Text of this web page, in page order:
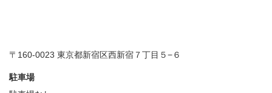
〒160-0023 東京都新宿区西新宿７丁目５−６
駐車場